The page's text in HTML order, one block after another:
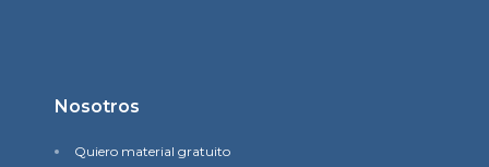
Nosotros
Quiero material gratuito